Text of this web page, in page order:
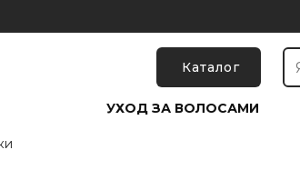
Каталог
УХОД ЗА ВОЛОСАМИ